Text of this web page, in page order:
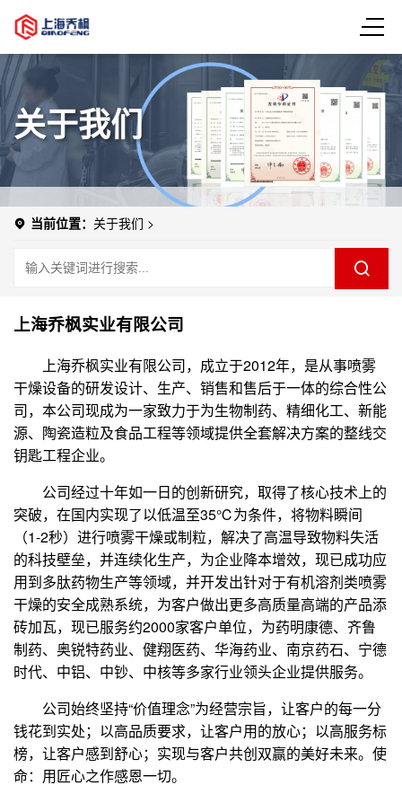
关于我们
当前位置： 关于我们 >
上海乔枫实业有限公司
上海乔枫实业有限公司，成立于2012年，是从事喷雾
干燥设备的研发设计、生产、销售和售后于一体的综合性公
司，本公司现成为一家致力于为生物制药、精细化工、新能
源、陶瓷造粒及食品工程等领域提供全套解决方案的整线交
钥匙工程企业。
公司经过十年如一日的创新研究，取得了核心技术上的
突破，在国内实现了以低温至35℃为条件，将物料瞬间
（1-2秒）进行喷雾干燥或制粒，解决了高温导致物料失活
的科技壁垒，并连续化生产，为企业降本增效，现已成功应
用到多肽药物生产等领域，并开发出针对于有机溶剂类喷雾
干燥的安全成熟系统，为客户做出更多高质量高端的产品添
砖加瓦，现已服务约2000家客户单位，为药明康德、齐鲁
制药、奥锐特药业、健翔医药、华海药业、南京药石、宁德
时代、中铝、中钞、中核等多家行业领头企业提供服务。
公司始终坚持“价值理念”为经营宗旨，让客户的每一分
钱花到实处；以高品质要求，让客户用的放心；以高服务标
榜，让客户感到舒心；实现与客户共创双赢的美好未来。使
命：用匠心之作感恩一切。